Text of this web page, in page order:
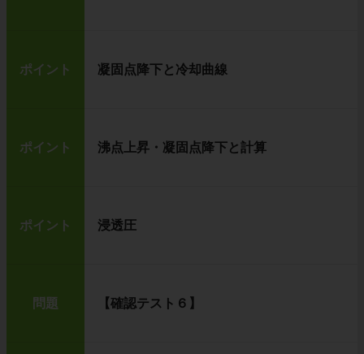
ポイント 凝固点降下と冷却曲線
ポイント 沸点上昇・凝固点降下と計算
ポイント 浸透圧
問題 【確認テスト６】